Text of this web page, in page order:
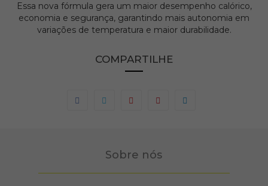
Essa nova fórmula gera um maior desempenho calórico,
economia e segurança, garantindo mais autonomia em
variações de temperatura e maior durabilidade.
COMPARTILHE
Sobre nós